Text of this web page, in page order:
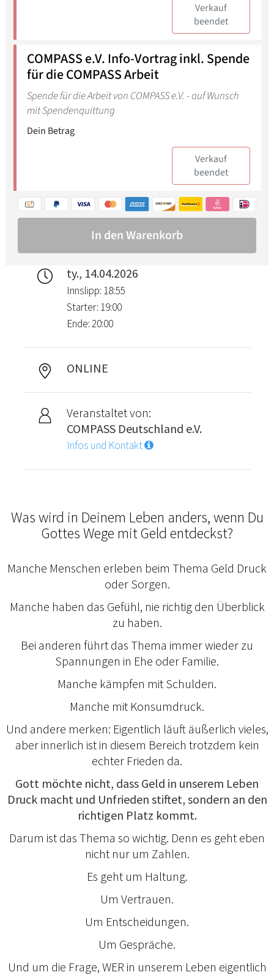
ty., 14.04.2026
Innslipp: 18:55
Starter: 19:00
Ende: 20:00
ONLINE
Veranstaltet von:
COMPASS Deutschland e.V.
Infos und Kontakt
Was wird in Deinem Leben anders, wenn Du
Gottes Wege mit Geld entdeckst?
Manche Menschen erleben beim Thema Geld Druck
oder Sorgen.
Manche haben das Gefühl, nie richtig den Überblick
zu haben.
Bei anderen führt das Thema immer wieder zu
Spannungen in Ehe oder Familie.
Manche kämpfen mit Schulden.
Manche mit Konsumdruck.
Und andere merken: Eigentlich läuft äußerlich vieles,
aber innerlich ist in diesem Bereich trotzdem kein
echter Frieden da.
Gott möchte nicht, dass Geld in unserem Leben
Druck macht und Unfrieden stiftet, sondern an den
richtigen Platz kommt.
Darum ist das Thema so wichtig. Denn es geht eben
nicht nur um Zahlen.
Es geht um Haltung.
Um Vertrauen.
Um Entscheidungen.
Um Gespräche.
Und um die Frage, WER in unserem Leben eigentlich